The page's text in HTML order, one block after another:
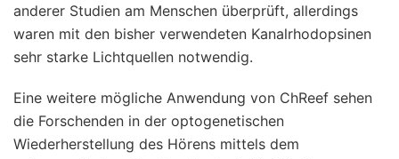
anderer Studien am Menschen überprüft, allerdings
waren mit den bisher verwendeten Kanalrhodopsinen
sehr starke Lichtquellen notwendig.
Eine weitere mögliche Anwendung von ChReef sehen
die Forschenden in der optogenetischen
Wiederherstellung des Hörens mittels dem